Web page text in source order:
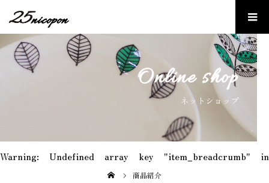
Online shop
ネットショップ
Warning: Undefined array key "item_breadcrumb" in
/home/r3464255/public_html/25nicopon.com/wp-
content/themes/25nicopon-ec/template-
商品紹介